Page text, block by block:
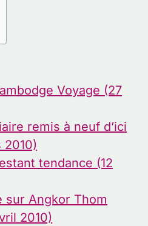
Voyage (27
remis à neuf d’ici
2010)
tendance (12
sur Angkor Thom
2010)